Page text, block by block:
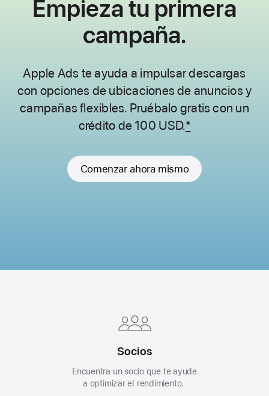
Empieza tu primera
campaña.
Apple Ads te ayuda a impulsar descargas
con opciones de ubicaciones de anuncios y
campañas flexibles. Pruébalo gratis con un
crédito de 100 USD.*
Comenzar ahora mismo
Socios
Encuentra un socio que te ayude
a optimizar el rendimiento.